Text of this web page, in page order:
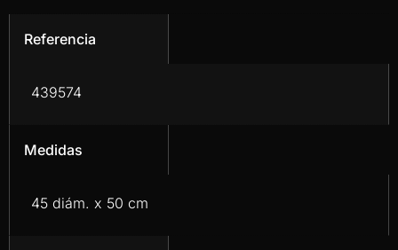
Referencia
439574
Medidas
45 diám. x 50 cm